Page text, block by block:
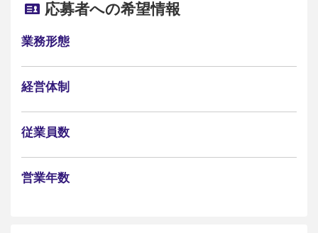
応募者への希望情報
業務形態
経営体制
従業員数
営業年数